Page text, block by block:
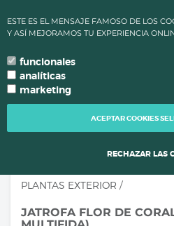
ENVÍO DE PEDIDOS CAMBIAN
TUS
language TU IDIOMA
PLANTAS EXTERIOR /
JATROFA FLOR DE
ESTE ES EL MENSAJE FAMOSO DE LOS
Y ASÍ MEJORAMOS TU EXPERIENCIA
funcionales
analíticas
marketing
ACEPTAR COOKIES
RECHAZAR LAS